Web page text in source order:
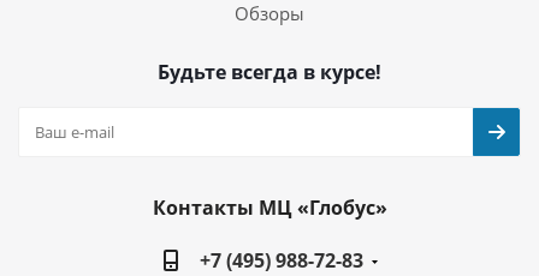
Обзоры
Будьте всегда в курсе!
Контакты МЦ «Глобус»
+7 (495) 988-72-83